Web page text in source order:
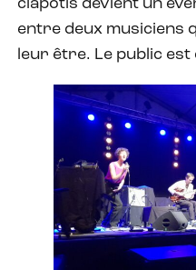
clapotis devient un
entre deux musiciens
leur être. Le public est